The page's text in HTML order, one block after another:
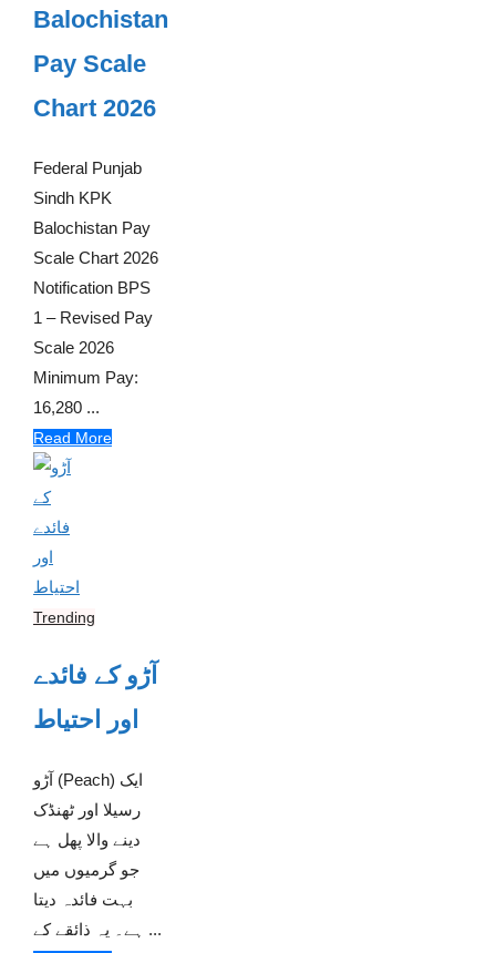
Balochistan
Pay Scale
Chart 2026
Federal Punjab
Sindh KPK
Balochistan Pay
Scale Chart 2026
Notification BPS
1 – Revised Pay
Scale 2026
Minimum Pay:
16,280 ...
Read More
Trending
آڑو کے فائدے
اور احتیاط
آڑو (Peach) ایک
رسیلا اور ٹھنڈک
دینے والا پھل ہے
جو گرمیوں میں
بہت فائدہ دیتا
ہے۔ یہ ذائقے کے ...